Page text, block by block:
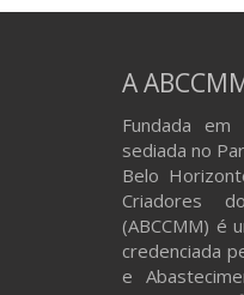
A
Fundada
sediada no
Belo
Criadores
(ABCCMM) é
credenciada
e